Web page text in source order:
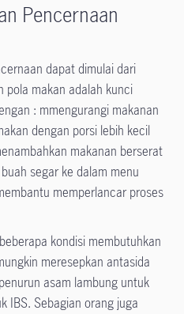
Pencernaan
dapat dimulai dari
pola makan adalah kunci
: mmengurangi makanan
dengan porsi lebih kecil
makanan berserat
segar ke dalam menu
memperlancar proses
kondisi membutuhkan
meresepkan antasida
asam lambung untuk
IBS. Sebagian orang juga